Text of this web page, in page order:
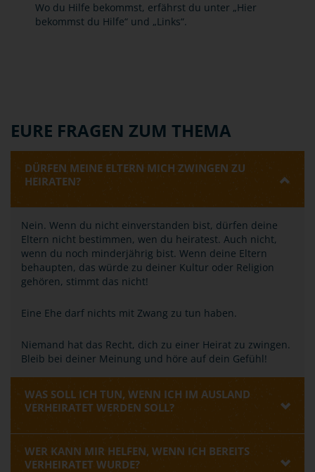
Wo du Hilfe bekommst, erfährst du unter „Hier
bekommst du Hilfe“ und „Links“.
EURE FRAGEN ZUM THEMA
DÜRFEN MEINE ELTERN MICH ZWINGEN ZU
HEIRATEN?
Nein. Wenn du nicht einverstanden bist, dürfen deine
Eltern nicht bestimmen, wen du heiratest. Auch nicht,
wenn du noch minderjährig bist. Wenn deine Eltern
behaupten, das würde zu deiner Kultur oder Religion
gehören, stimmt das nicht!
Eine Ehe darf nichts mit Zwang zu tun haben.
Niemand hat das Recht, dich zu einer Heirat zu zwingen.
Bleib bei deiner Meinung und höre auf dein Gefühl!
WAS SOLL ICH TUN, WENN ICH IM AUSLAND
VERHEIRATET WERDEN SOLL?
WER KANN MIR HELFEN, WENN ICH BEREITS
VERHEIRATET WURDE?